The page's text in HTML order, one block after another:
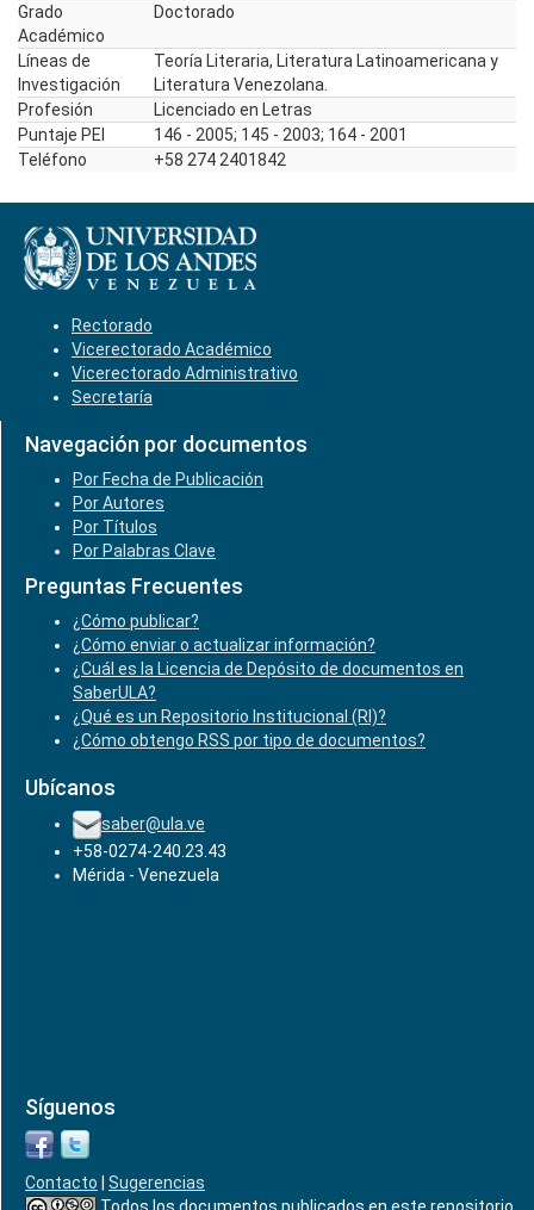
Grado
Académico
Doctorado
Líneas de
Investigación
Teoría Literaria, Literatura Latinoamericana y
Literatura Venezolana.
Profesión
Licenciado en Letras
Puntaje PEI
146 - 2005; 145 - 2003; 164 - 2001
Teléfono
+58 274 2401842
Rectorado
Vicerectorado Académico
Vicerectorado Administrativo
Secretaría
Navegación por documentos
Por Fecha de Publicación
Por Autores
Por Títulos
Por Palabras Clave
Preguntas Frecuentes
¿Cómo publicar?
¿Cómo enviar o actualizar información?
¿Cuál es la Licencia de Depósito de documentos en
SaberULA?
¿Qué es un Repositorio Institucional (RI)?
¿Cómo obtengo RSS por tipo de documentos?
Ubícanos
saber@ula.ve
+58-0274-240.23.43
Mérida - Venezuela
Síguenos
Contacto
Sugerencias